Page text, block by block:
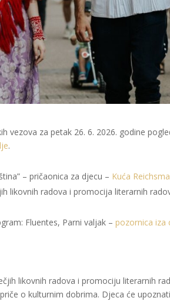
vezova za petak 26. 6. 2026. godine
.
– pričaonica za djecu – Kuća
likovnih radova i promocija literarnih
Fluentes, Parni valjak –pozornica iza
likovnih radova i promociju literarnih
o kulturnim dobrima. Djeca će